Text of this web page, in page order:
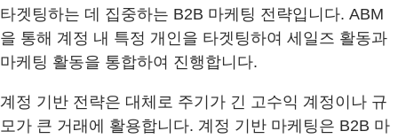
타겟팅하는 데 집중하는 B2B 마케팅 전략입니다. ABM
을 통해 계정 내 특정 개인을 타겟팅하여 세일즈 활동과
마케팅 활동을 통합하여 진행합니다.
계정 기반 전략은 대체로 주기가 긴 고수익 계정이나 규
모가 큰 거래에 활용합니다. 계정 기반 마케팅은 B2B 마